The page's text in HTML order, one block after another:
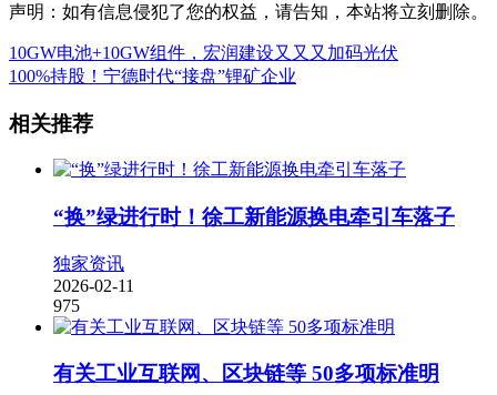
声明：如有信息侵犯了您的权益，请告知，本站将立刻删除。
10GW电池+10GW组件，宏润建设又又又加码光伏
100%持股！宁德时代“接盘”锂矿企业
相关推荐
“换”绿进行时！徐工新能源换电牵引车落子
独家资讯
2026-02-11
975
有关工业互联网、区块链等 50多项标准明